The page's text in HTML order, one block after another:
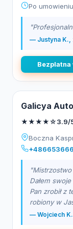
Po umowieniu
— Justyna K.,
Bezplatna
Galicya
★★★★☆3.9/
Boczna
Dałem
Pan zrobił z
robiony w
— Wojciech